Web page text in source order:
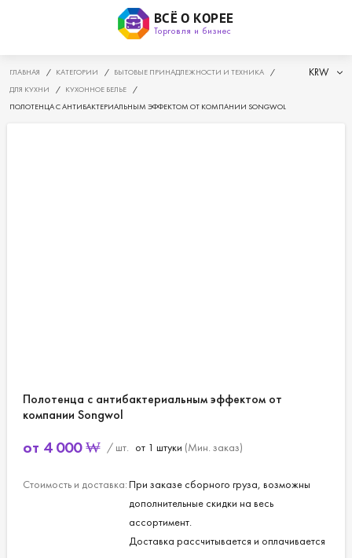
ВСЁ О КОРЕЕ
Торговля и бизнес
ГЛАВНАЯ / КАТЕГОРИИ / БЫТОВЫЕ ПРИНАДЛЕЖНОСТИ И ТЕХНИКА
/
ДЛЯ КУХНИ
/ КУХОННОЕ БЕЛЬЕ
/
ПОЛОТЕНЦА С АНТИБАКТЕРИАЛЬНЫМ ЭФФЕКТОМ ОТ КОМПАНИИ SONGWOL
KRW
Полотенца с антибактериальным эффектом от
компании Songwol
от 4 000 ₩ / шт. от 1 штуки (Мин. заказ)
Стоимость и доставка:При заказе сборного груза, возможны
дополнительные скидки на весь
ассортимент.
Доставка рассчитывается и оплачивается